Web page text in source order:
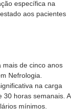
específica na
aos pacientes
mais de cinco anos
Nefrologia.
na carga
30 horas semanais. A
mínimos.